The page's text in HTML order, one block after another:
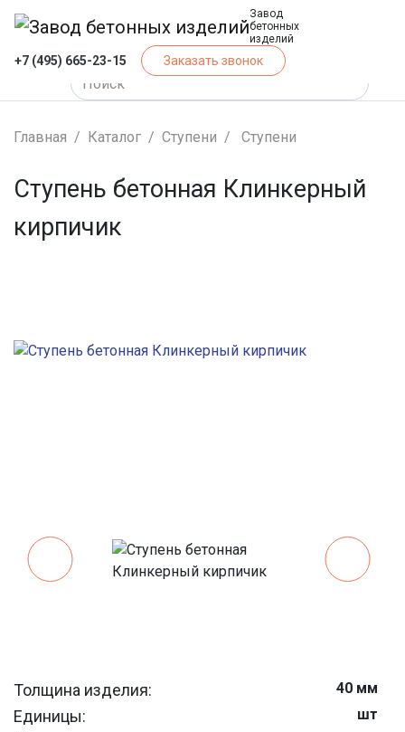
Завод
бетонных
изделий
+7 (495) 665-23-15 Заказать звонок
Главная Каталог Ступени Ступени
Ступень бетонная Клинкерный
кирпичик
Толщина изделия: 40 мм
Единицы: шт